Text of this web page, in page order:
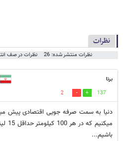
نظرات
نظرات منتشر شده: 26 نظرات در صف
برنا
137
2
دنیا به سمت صرفه جویی اقتصادی پیش
باشیم...